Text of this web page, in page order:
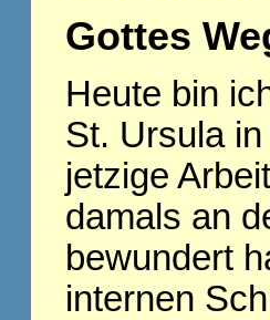
Gottes
Heute bin
St. Ursula
jetzige
damals an
bewundert
internen